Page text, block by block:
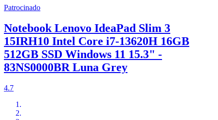
Patrocinado
Notebook Lenovo IdeaPad Slim 3
15IRH10 Intel Core i7-13620H 16GB
512GB SSD Windows 11 15.3" -
83NS0000BR Luna Grey
4.7